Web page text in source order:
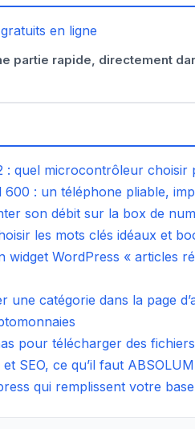
partie rapide, directement
: quel microcontrôleur
: un téléphone pliable,
son débit sur la box de
les mots clés idéaux et
widget WordPress « articles
une catégorie dans la page
pour télécharger des
SEO, ce qu’il faut
qui remplissent votre